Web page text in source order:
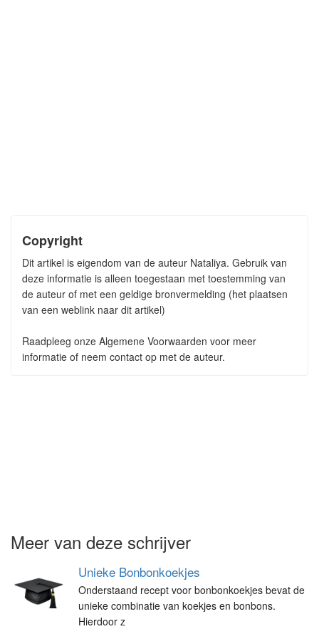
Copyright
Dit artikel is eigendom van de auteur Nataliya. Gebruik van
deze informatie is alleen toegestaan met toestemming van
de auteur of met een geldige bronvermelding (het plaatsen
van een weblink naar dit artikel)
Raadpleeg onze Algemene Voorwaarden voor meer
informatie of neem contact op met de auteur.
Meer van deze schrijver
Unieke Bonbonkoekjes
Onderstaand recept voor bonbonkoekjes bevat de
unieke combinatie van koekjes en bonbons.
Hierdoor z